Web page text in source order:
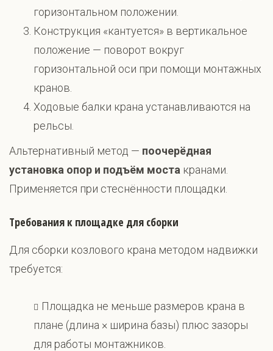
горизонтальном положении.
Конструкция «кантуется» в вертикальное
положение — поворот вокруг
горизонтальной оси при помощи монтажных
кранов.
Ходовые балки крана устанавливаются на
рельсы.
Альтернативный метод — поочерёдная
установка опор и подъём моста кранами.
Применяется при стеснённости площадки.
Требования к площадке для сборки
Для сборки козлового крана методом надвижки
требуется:
Площадка не меньше размеров крана в
плане (длина × ширина базы) плюс зазоры
для работы монтажников.